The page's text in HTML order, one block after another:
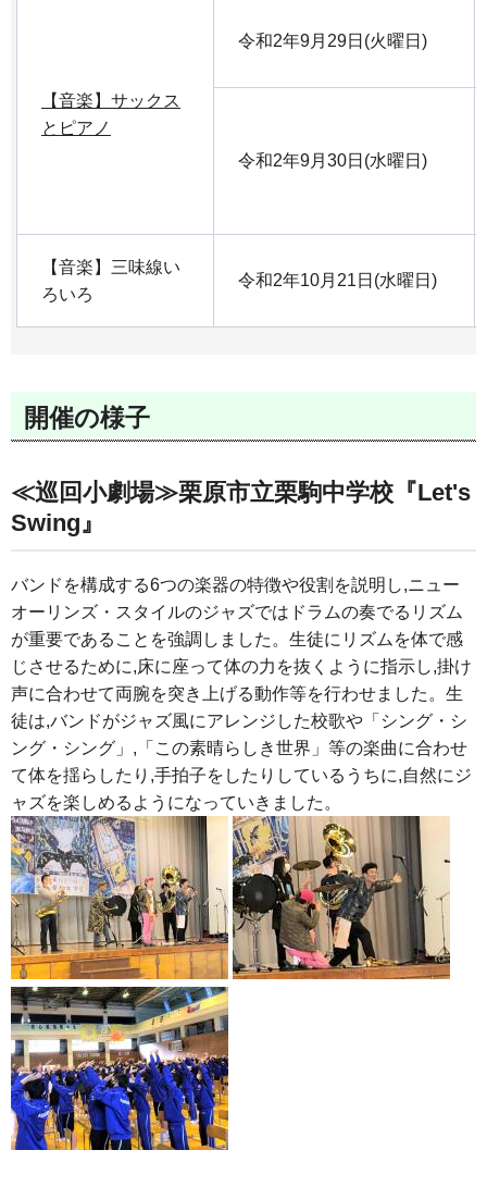
【音楽】サックス
とピアノ
令和2年9月29日(火曜日)
令和2年9月30日(水曜日)
【音楽】三味線い
ろいろ
令和2年10月21日(水曜日)
開催の様子
≪巡回小劇場≫栗原市立栗駒中学校『Let's
Swing』
バンドを構成する6つの楽器の特徴や役割を説明し,ニュー
オーリンズ・スタイルのジャズではドラムの奏でるリズム
が重要であることを強調しました。生徒にリズムを体で感
じさせるために,床に座って体の力を抜くように指示し,掛け
声に合わせて両腕を突き上げる動作等を行わせました。生
徒は,バンドがジャズ風にアレンジした校歌や「シング・シ
ング・シング」,「この素晴らしき世界」等の楽曲に合わせ
て体を揺らしたり,手拍子をしたりしているうちに,自然にジ
ャズを楽しめるようになっていきました。